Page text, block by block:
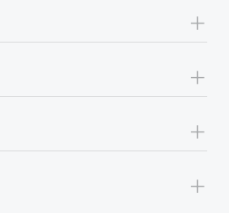
+
+
+
+